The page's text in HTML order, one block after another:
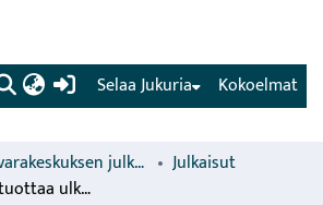
(current) Kokoelmat
Selaa Jukuria
Luonnonvarakeskuksen julkaisut
Julkaisut
Mahdollisuudet tuottaa ulkomaisista englanninraiheinälajikkeista siementä Suomessa